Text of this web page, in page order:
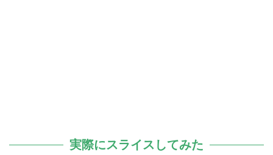
実際にスライスしてみた